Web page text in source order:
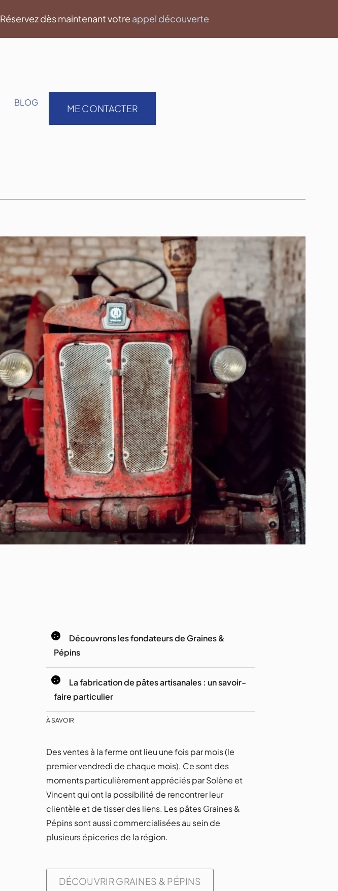
Réservez dès maintenant votre appel découverte
BLOG
ME CONTACTER
Découvrons les fondateurs de Graines &
Pépins
La fabrication de pâtes artisanales : un savoir-
faire particulier
À SAVOIR
Des ventes à la ferme ont lieu une fois par mois (le
premier vendredi de chaque mois). Ce sont des
moments particulièrement appréciés par Solène et
Vincent qui ont la possibilité de rencontrer leur
clientèle et de tisser des liens. Les pâtes Graines &
Pépins sont aussi commercialisées au sein de
plusieurs épiceries de la région.
DÉCOUVRIR GRAINES & PÉPINS